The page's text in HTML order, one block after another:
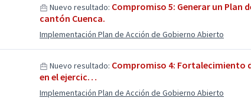
Nuevo resultado: Compromiso 5: Generar un Plan
cantón Cuenca.
Implementación Plan de Acción de Gobierno Abierto
Nuevo resultado: Compromiso 4: Fortalecimiento
en el ejercic…
Implementación Plan de Acción de Gobierno Abierto